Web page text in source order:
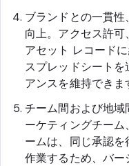
ブランドとの一貫
向上。アクセス許可
アセット レコード
スプレッドシート
アンスを維持できま
チーム間および地
ーケティングチー
ームは、同じ承認
作業するため、バー